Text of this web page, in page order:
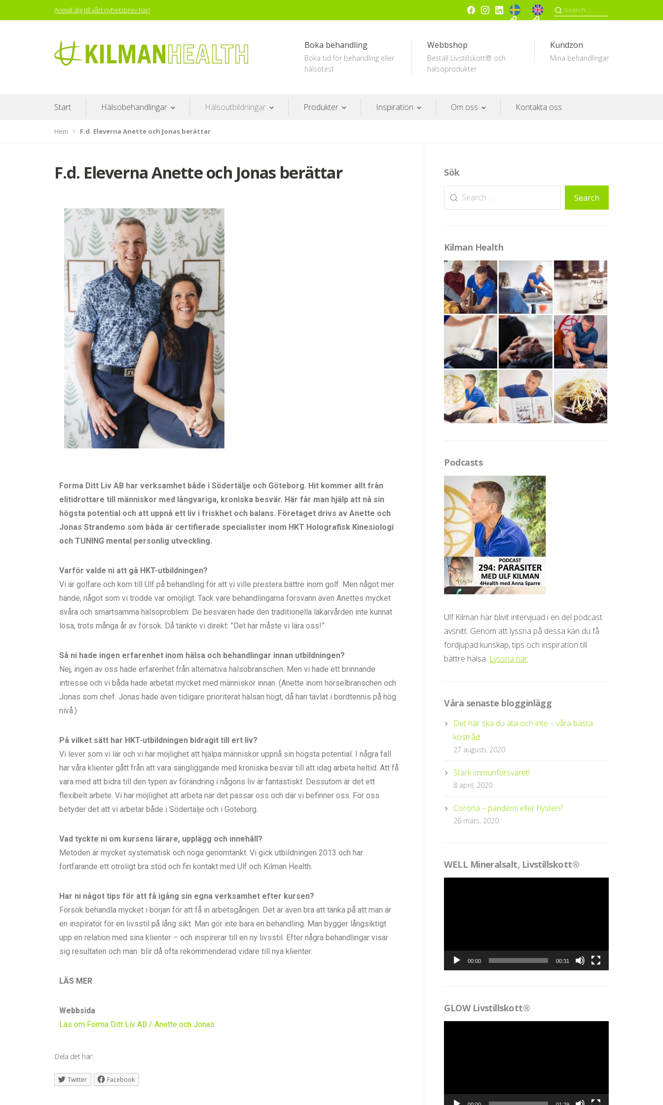
Anmäl dig till vårt nyhetsbrev här!
Boka behandling
Boka tid för behandling eller
hälsotest
Webbshop
Beställ Livstillskott® och
hälsoprodukter
Kundzon
Mina behandlingar
Start Hälsobehandlingar Hälsoutbildningar Produkter Inspiration Om oss Kontakta oss
Hem F.d. Eleverna Anette och Jonas berättar
F.d. Eleverna Anette och Jonas berättar
Forma Ditt Liv AB har verksamhet både i Södertälje och Göteborg. Hit kommer allt från
elitidrottare till människor med långvariga, kroniska besvär. Här får man hjälp att nå sin
högsta potential och att uppnå ett liv i friskhet och balans. Företaget drivs av Anette och
Jonas Strandemo som båda är certifierade specialister inom HKT Holografisk Kinesiologi
och TUNING mental personlig utveckling.
Varför valde ni att gå HKT-utbildningen?
Vi är golfare och kom till Ulf på behandling för att vi ville prestera bättre inom golf. Men något mer
hände, något som vi trodde var omöjligt. Tack vare behandlingarna försvann även Anettes mycket
svåra och smärtsamma hälsoproblem. De besvären hade den traditionella läkarvården inte kunnat
lösa, trots många år av försök. Då tänkte vi direkt: ”Det här måste vi lära oss!”
Så ni hade ingen erfarenhet inom hälsa och behandlingar innan utbildningen?
Nej, ingen av oss hade erfarenhet från alternativa hälsobranschen. Men vi hade ett brinnande
intresse och vi båda hade arbetat mycket med människor innan. (Anette inom hörselbranschen och
Jonas som chef. Jonas hade även tidigare prioriterat hälsan högt, då han tävlat i bordtennis på hög
nivå.)
På vilket sätt har HKT-utbildningen bidragit till ert liv?
Vi lever som vi lär och vi har möjlighet att hjälpa människor uppnå sin högsta potential. I några fall
har våra klienter gått från att vara sängliggande med kroniska besvär till att idag arbeta heltid. Att få
vara med att bidra till den typen av förändring i någons liv är fantastiskt. Dessutom är det ett
flexibelt arbete. Vi har möjlighet att arbeta när det passar oss och där vi befinner oss. För oss
betyder det att vi arbetar både i Södertälje och i Göteborg.
Vad tyckte ni om kursens lärare, upplägg och innehåll?
Metoden är mycket systematisk och noga genomtänkt. Vi gick utbildningen 2013 och har
fortfarande ett otroligt bra stöd och fin kontakt med Ulf och Kilman Health.
Har ni något tips för att få igång sin egna verksamhet efter kursen?
Försök behandla mycket i början för att få in arbetsgången. Det är även bra att tänka på att man är
en inspiratör för en livsstil på lång sikt. Man gör inte bara en behandling. Man bygger långsiktigt
upp en relation med sina klienter – och inspirerar till en ny livsstil. Efter några behandlingar visar
sig resultaten och man blir då ofta rekommenderad vidare till nya klienter.
LÄS MER
Webbsida
Läs om Forma Ditt Liv AB / Anette och Jonas
Dela det här:
Twitter Facebook
Sök
Search
Kilman Health
Podcasts
Ulf Kilman har blivit intervjuad i en del podcast
avsnitt. Genom att lyssna på dessa kan du få
fördjupad kunskap, tips och inspiration till
bättre hälsa. Lyssna här
Våra senaste blogginlägg
Det här ska du äta och inte – våra bästa
kostråd
27 augusti, 2020
Stärk immunförsvaret!
8 april, 2020
Corona – pandemi eller hysteri?
26 mars, 2020
WELL Mineralsalt, Livstillskott®
00:00 00:31
GLOW Livstillskott®